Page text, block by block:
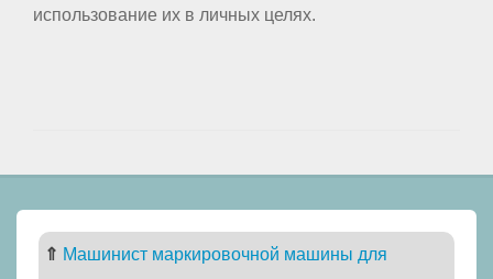
использование их в личных целях.
⇑ Машинист маркировочной машины для